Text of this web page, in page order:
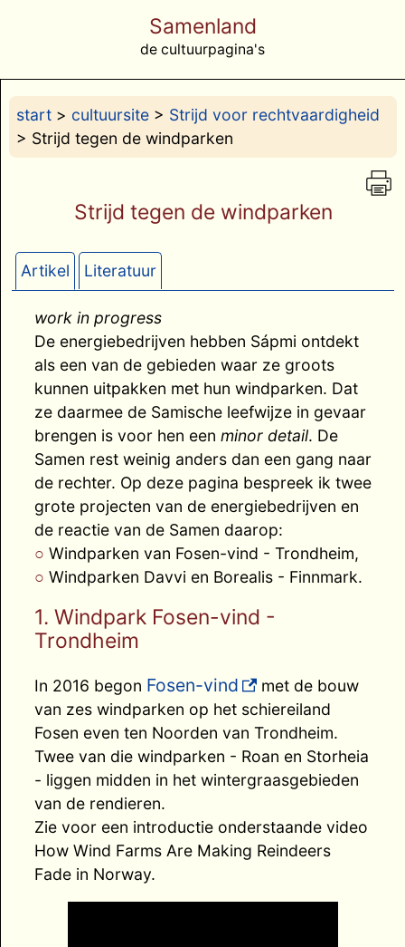
Samenland
de cultuurpagina's
start> cultuursite> Strijd voor rechtvaardigheid
> Strijd tegen de windparken
Strijd tegen de windparken
Artikel Literatuur
work in progress
De energiebedrijven hebben Sápmi ontdekt
als een van de gebieden waar ze groots
kunnen uitpakken met hun windparken. Dat
ze daarmee de Samische leefwijze in gevaar
brengen is voor hen een minor detail. De
Samen rest weinig anders dan een gang naar
de rechter. Op deze pagina bespreek ik twee
grote projecten van de energiebedrijven en
de reactie van de Samen daarop:
Windparken van Fosen-vind - Trondheim,
Windparken Davvi en Borealis - Finnmark.
1. Windpark Fosen-vind -
Trondheim
In 2016 begon Fosen-vind
met de bouw
van zes windparken op het schiereiland
Fosen even ten Noorden van Trondheim.
Twee van die windparken - Roan en Storheia
- liggen midden in het wintergraasgebieden
van de rendieren.
Zie voor een introductie onderstaande video
How Wind Farms Are Making Reindeers
Fade in Norway.